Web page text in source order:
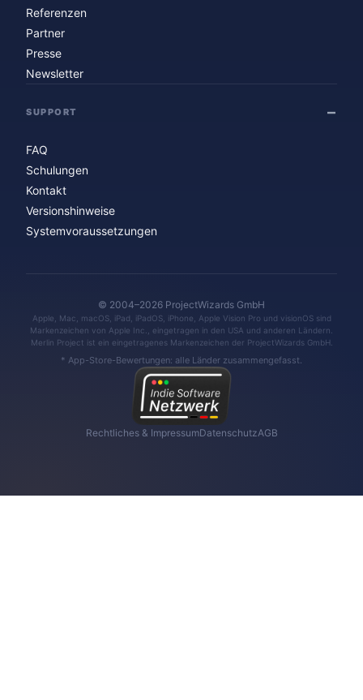
Referenzen
Partner
Presse
Newsletter
SUPPORT
FAQ
Schulungen
Kontakt
Versionshinweise
Systemvoraussetzungen
© 2004–2026 ProjectWizards GmbH
Apple, Mac, macOS, iPad, iPadOS, iPhone, Apple Vision Pro und visionOS sind
Markenzeichen von Apple Inc., eingetragen in den USA und anderen Ländern.
Merlin Project ist ein eingetragenes Markenzeichen der ProjectWizards GmbH.
* App-Store-Bewertungen: alle Länder zusammengefasst.
Rechtliches & ImpressumDatenschutzAGB